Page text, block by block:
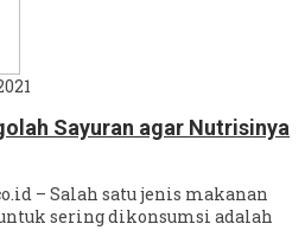
Sayuran agar Nutrisinya
– Salah satu jenis makanan
sering dikonsumsi adalah